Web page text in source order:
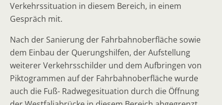
Verkehrssituation in diesem Bereich, in einem
Gespräch mit.
Nach der Sanierung der Fahrbahnoberfläche sowie
dem Einbau der Querungshilfen, der Aufstellung
weiterer Verkehrsschilder und dem Aufbringen von
Piktogrammen auf der Fahrbahnoberfläche wurde
auch die Fuß- Radwegesituation durch die Öffnung